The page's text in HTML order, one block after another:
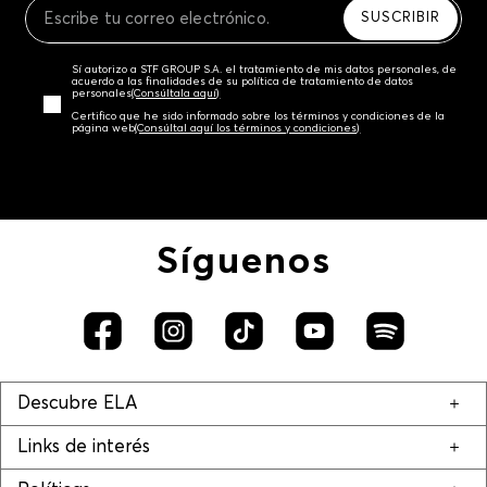
SUSCRIBIR
Sí autorizo a STF GROUP S.A. el tratamiento de mis datos personales, de
acuerdo a las finalidades de su política de tratamiento de datos
personales‎(Consúltala aquí)
Certifico que he sido informado sobre los términos y condiciones de la
página web‎(Consúltal aquí los términos y condiciones)
Síguenos
Descubre ELA
Links de interés